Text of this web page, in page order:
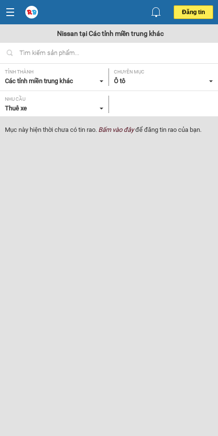
Đăng tin
Nissan tại Các tỉnh miền trung khác
TỈNH THÀNH
Các tỉnh miền trung khác
CHUYÊN MỤC
Ô tô
NHU CẦU
Thuê xe
Mục này hiện thời chưa có tin rao. Bấm vào đâyđể đăng tin rao của bạn.